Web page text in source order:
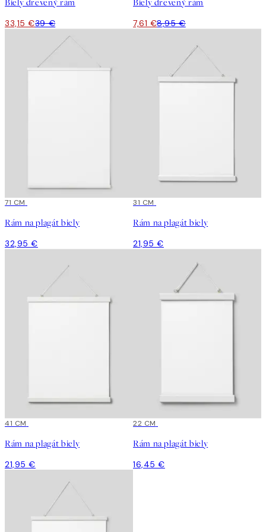
Biely drevený rám
33,15 €39 €
Biely drevený rám
7,61 €8,95 €
71 CM
Rám na plagát biely
32,95 €
31 CM
Rám na plagát biely
21,95 €
41 CM
Rám na plagát biely
21,95 €
22 CM
Rám na plagát biely
16,45 €